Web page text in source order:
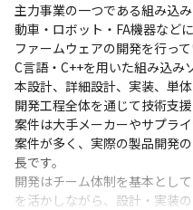
主力事業の一つである組み込
動車・ロボット・FA機器など
ファームウェアの開発を行って
C言語・C++を用いた組み込
本設計、詳細設計、実装、単
開発工程全体を通じて技術支援
案件は大手メーカーやサプラ
案件が多く、実際の製品開発
長です。
開発はチーム体制を基本とし
を活かしながら、設計・実装